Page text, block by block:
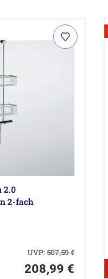
2.0
2-fach
UVP:507,59€
208,99 €